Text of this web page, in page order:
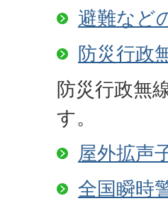
避難など
防災行政
防災行政無
す。
屋外拡声
全国瞬時